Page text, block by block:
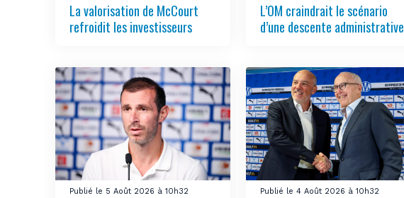
La valorisation de McCourt
refroidit les investisseurs
L’OM craindrait le scénario
d’une descente administrative
Publié le 5 Août 2026 à 10h32 Publié le 4 Août 2026 à 10h32